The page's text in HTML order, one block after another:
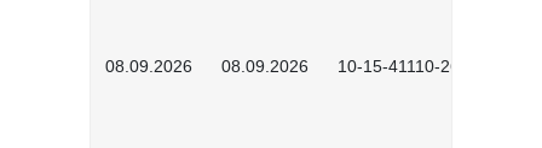
08.09.2026 08.09.2026 10-15-41110-2602